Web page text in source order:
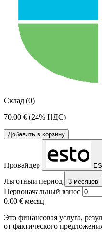
Склад (0)
70.00 € (24% НДС)
Добавить в корзину
Провайдер
Льготный период 3 месяцев
Первоначальный взнос
0.00 € месяц
Это финансовая услуга,
от фактического